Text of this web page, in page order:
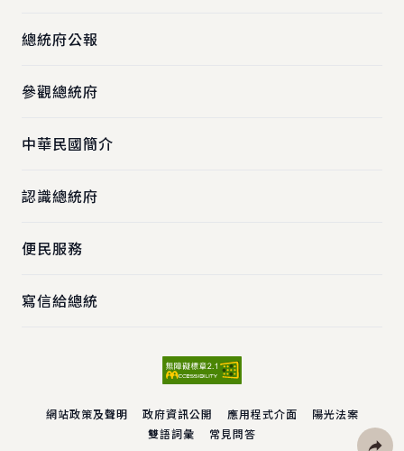
總統府公報
參觀總統府
中華民國簡介
認識總統府
便民服務
寫信給總統
網站政策及聲明 政府資訊公開 應用程式介面
陽光法案
雙語詞彙
常見問答